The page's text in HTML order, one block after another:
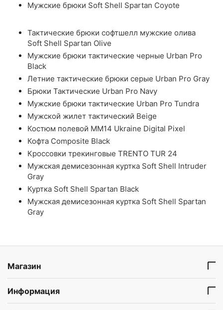
Мужские брюки Soft Shell Spartan Coyote
Тактические брюки софтшелл мужские олива
Soft Shell Spartan Olive
Мужские брюки тактические черные Urban Pro
Black
Летние тактические брюки серые Urban Pro Gray
Брюки Тактические Urban Pro Navy
Мужские брюки тактические Urban Pro Tundra
Мужской жилет тактический Beige
Костюм полевой ММ14 Ukraine Digital Pixel
Кофта Composite Black
Кроссовки трекинговые TRENTO TUR 24
Мужская демисезонная куртка Soft Shell Intruder
Gray
Куртка Soft Shell Spartan Black
Мужская демисезонная куртка Soft Shell Spartan
Gray
Магазин
Информация